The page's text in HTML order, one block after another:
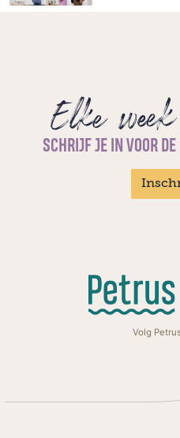
Elke
SCHRIJF JE IN VOOR
Volg